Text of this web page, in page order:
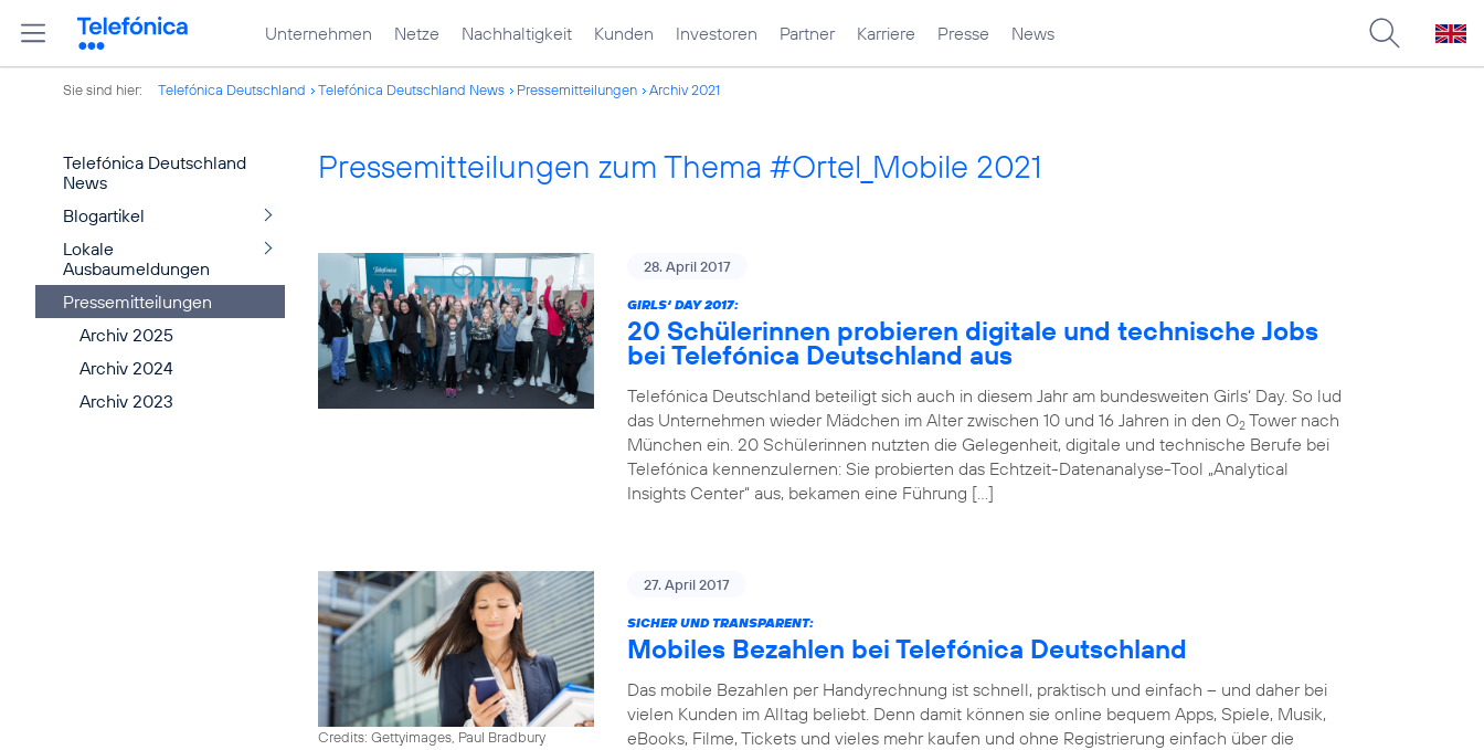
Unternehmen Netze Nachhaltigkeit Kunden Investoren Partner Karriere Presse News
Sie sind hier: Telefónica Deutschland Telefónica Deutschland News Pressemitteilungen Archiv 2021
Telefónica Deutschland
News
Blogartikel
Lokale
Ausbaumeldungen
Pressemitteilungen
Archiv 2025
Archiv 2024
Archiv 2023
Pressemitteilungen zum Thema #Ortel_Mobile 2021
28. April 2017
GIRLS‘ DAY 2017:
20 Schülerinnen probieren digitale und technische Jobs
bei Telefónica Deutschland aus
Telefónica Deutschland beteiligt sich auch in diesem Jahr am bundesweiten Girls‘ Day. So lud
das Unternehmen wieder Mädchen im Alter zwischen 10 und 16 Jahren in den O2 Tower nach
München ein. 20 Schülerinnen nutzten die Gelegenheit, digitale und technische Berufe bei
Telefónica kennenzulernen: Sie probierten das Echtzeit-Datenanalyse-Tool „Analytical
Insights Center“ aus, bekamen eine Führung […]
Credits: Gettyimages, Paul Bradbury
27. April 2017
SICHER UND TRANSPARENT:
Mobiles Bezahlen bei Telefónica Deutschland
Das mobile Bezahlen per Handyrechnung ist schnell, praktisch und einfach – und daher bei
vielen Kunden im Alltag beliebt. Denn damit können sie online bequem Apps, Spiele, Musik,
eBooks, Filme, Tickets und vieles mehr kaufen und ohne Registrierung einfach über die